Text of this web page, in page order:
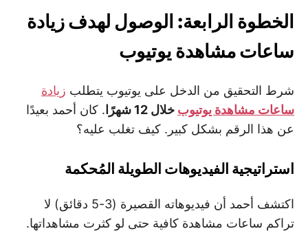
الخطوة الرابعة: الوصول لهدف زيادة
ساعات مشاهدة يوتيوب
شرط التحقيق من الدخل على يوتيوب يتطلب زيادة
ساعات مشاهدة يوتيوب خلال 12 شهرًا
. كان أحمد بعيدًا
عن هذا الرقم بشكل كبير. كيف تغلب عليه؟
استراتيجية الفيديوهات الطويلة المُحكمة
اكتشف أحمد أن فيديوهاته القصيرة (3-5 دقائق) لا
تراكم ساعات مشاهدة كافية حتى لو كثرت مشاهداتها.